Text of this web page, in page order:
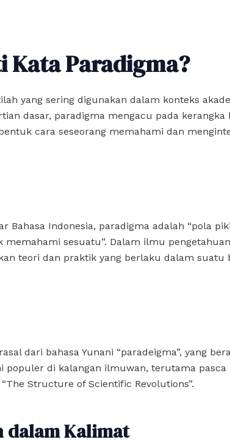
Kata Paradigma?
yang sering digunakan dalam konteks
dasar, paradigma mengacu pada kerangka
cara seseorang memahami dan
Bahasa Indonesia, paradigma adalah “pola
sesuatu”. Dalam ilmu
teori dan praktik yang berlaku dalam suatu
dari bahasa Yunani “paradeigma”, yang
populer di kalangan ilmuwan, terutama pasca
Structure of Scientific Revolutions”.
dalam Kalimat